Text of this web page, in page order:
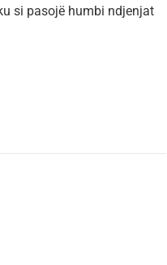
si pasojë humbi ndjenjat